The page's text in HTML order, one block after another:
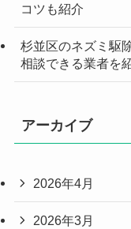
コツも紹介
杉並区のネズミ駆
相談できる業者を
アーカイブ
2026年4月
2026年3月